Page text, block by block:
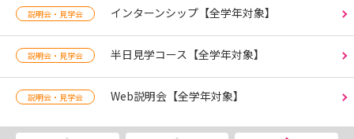
説明会・見学会 インターンシップ【全学年対象】
説明会・見学会 半日見学コース【全学年対象】
説明会・見学会 Web説明会【全学年対象】